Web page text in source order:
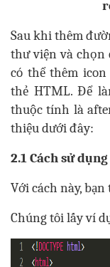
Sau khi thêm
thư viện và chọn
có thể thêm
thẻ HTML. Để
thuộc tính là
thiệu dưới đây:
2.1 Cách sử
Với cách này,
Chúng tôi lấy ví